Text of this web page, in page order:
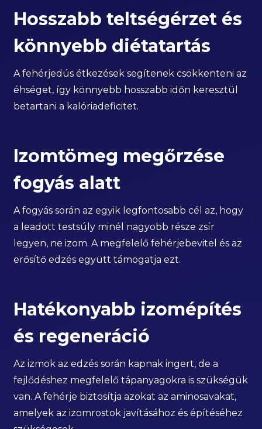
Hosszabb teltségérzet és
könnyebb diétatartás
A fehérjedús étkezések segítenek csökkenteni az
éhséget, így könnyebb hosszabb időn keresztül
betartani a kalóriadeficitet.
Izomtömeg megőrzése
fogyás alatt
A fogyás során az egyik legfontosabb cél az, hogy
a leadott testsúly minél nagyobb része zsír
legyen, ne izom. A megfelelő fehérjebevitel és az
erősítő edzés együtt támogatja ezt.
Hatékonyabb izomépítés
és regeneráció
Az izmok az edzés során kapnak ingert, de a
fejlődéshez megfelelő tápanyagokra is szükségük
van. A fehérje biztosítja azokat az aminosavakat,
amelyek az izomrostok javításához és építéséhez